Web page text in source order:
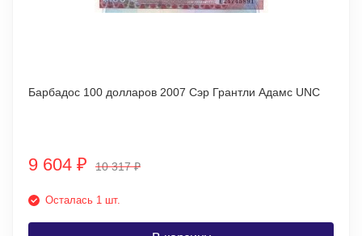
Барбадос 100 долларов 2007 Сэр Грантли Адамс UNC
9 604 ₽ 10 317₽
Осталась 1 шт.